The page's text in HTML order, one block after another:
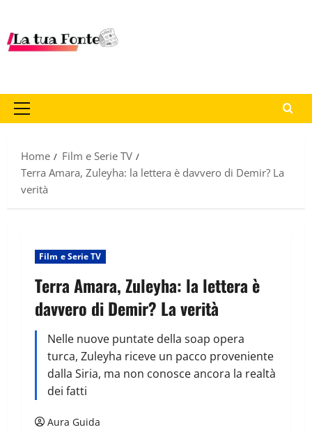
Home
Film e Serie TV
Terra Amara, Zuleyha: la lettera è davvero di Demir? La
verità
Film e Serie TV
Terra Amara, Zuleyha: la lettera è
davvero di Demir? La verità
Nelle nuove puntate della soap opera
turca, Zuleyha riceve un pacco proveniente
dalla Siria, ma non conosce ancora la realtà
dei fatti
Aura Guida